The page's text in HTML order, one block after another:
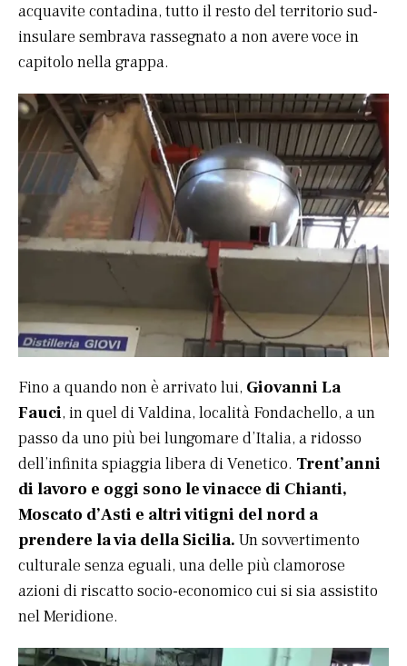
acquavite contadina, tutto il resto del territorio sud-
insulare sembrava rassegnato a non avere voce in
capitolo nella grappa.
Fino a quando non è arrivato lui, Giovanni La
Fauci, in quel di Valdina, località Fondachello, a un
passo da uno più bei lungomare d’Italia, a ridosso
dell’infinita spiaggia libera di Venetico. Trent’anni
di lavoro e oggi sono le vinacce di Chianti,
Moscato d’Asti e altri vitigni del nord a
prendere la via della Sicilia. Un sovvertimento
culturale senza eguali, una delle più clamorose
azioni di riscatto socio-economico cui si sia assistito
nel Meridione.